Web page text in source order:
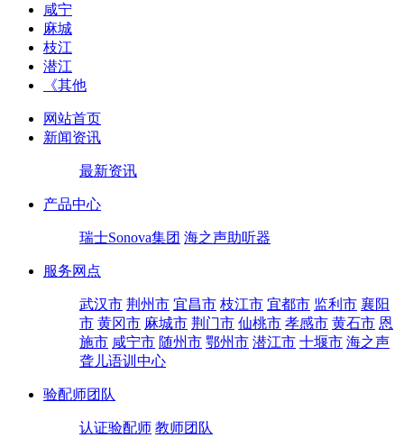
咸宁
麻城
枝江
潜江
《其他
网站首页
新闻资讯
最新资讯
产品中心
瑞士Sonova集团 海之声助听器
服务网点
武汉市 荆州市 宜昌市 枝江市 宜都市 监利市 襄阳
市 黄冈市 麻城市 荆门市 仙桃市 孝感市 黄石市 恩
施市 咸宁市 随州市 鄂州市 潜江市 十堰市 海之声
聋儿语训中心
验配师团队
认证验配师 教师团队